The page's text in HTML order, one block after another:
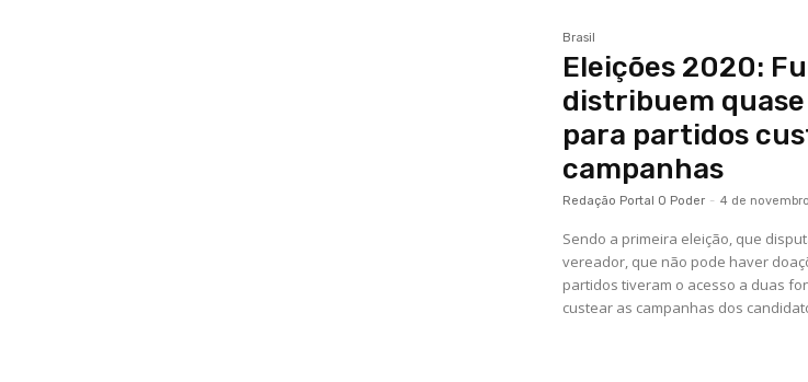
Brasil
Eleições 2020:
distribuem quase
para partidos
campanhas
Redação Portal O Poder - 4 de
Sendo a primeira eleição, que
vereador, que não pode haver
partidos tiveram o acesso a duas
custear as campanhas dos